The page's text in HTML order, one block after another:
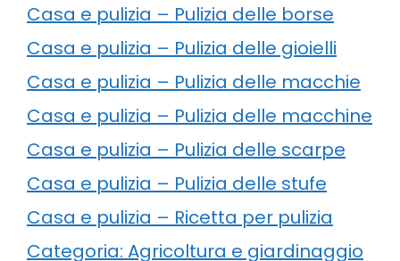
Casa e pulizia – Pulizia delle borse
Casa e pulizia – Pulizia delle gioielli
Casa e pulizia – Pulizia delle macchie
Casa e pulizia – Pulizia delle macchine
Casa e pulizia – Pulizia delle scarpe
Casa e pulizia – Pulizia delle stufe
Casa e pulizia – Ricetta per pulizia
Categoria: Agricoltura e giardinaggio